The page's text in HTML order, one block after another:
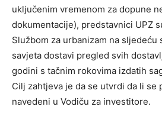
uključenim vremenom za dopune
dokumentacije), predstavnici UPZ
Službom za urbanizam na
savjeta dostavi pregled svih
godini s tačnim rokovima izdatih
Cilj zahtjeva je da se utvrdi da li se
navedeni u Vodiču za investitore.